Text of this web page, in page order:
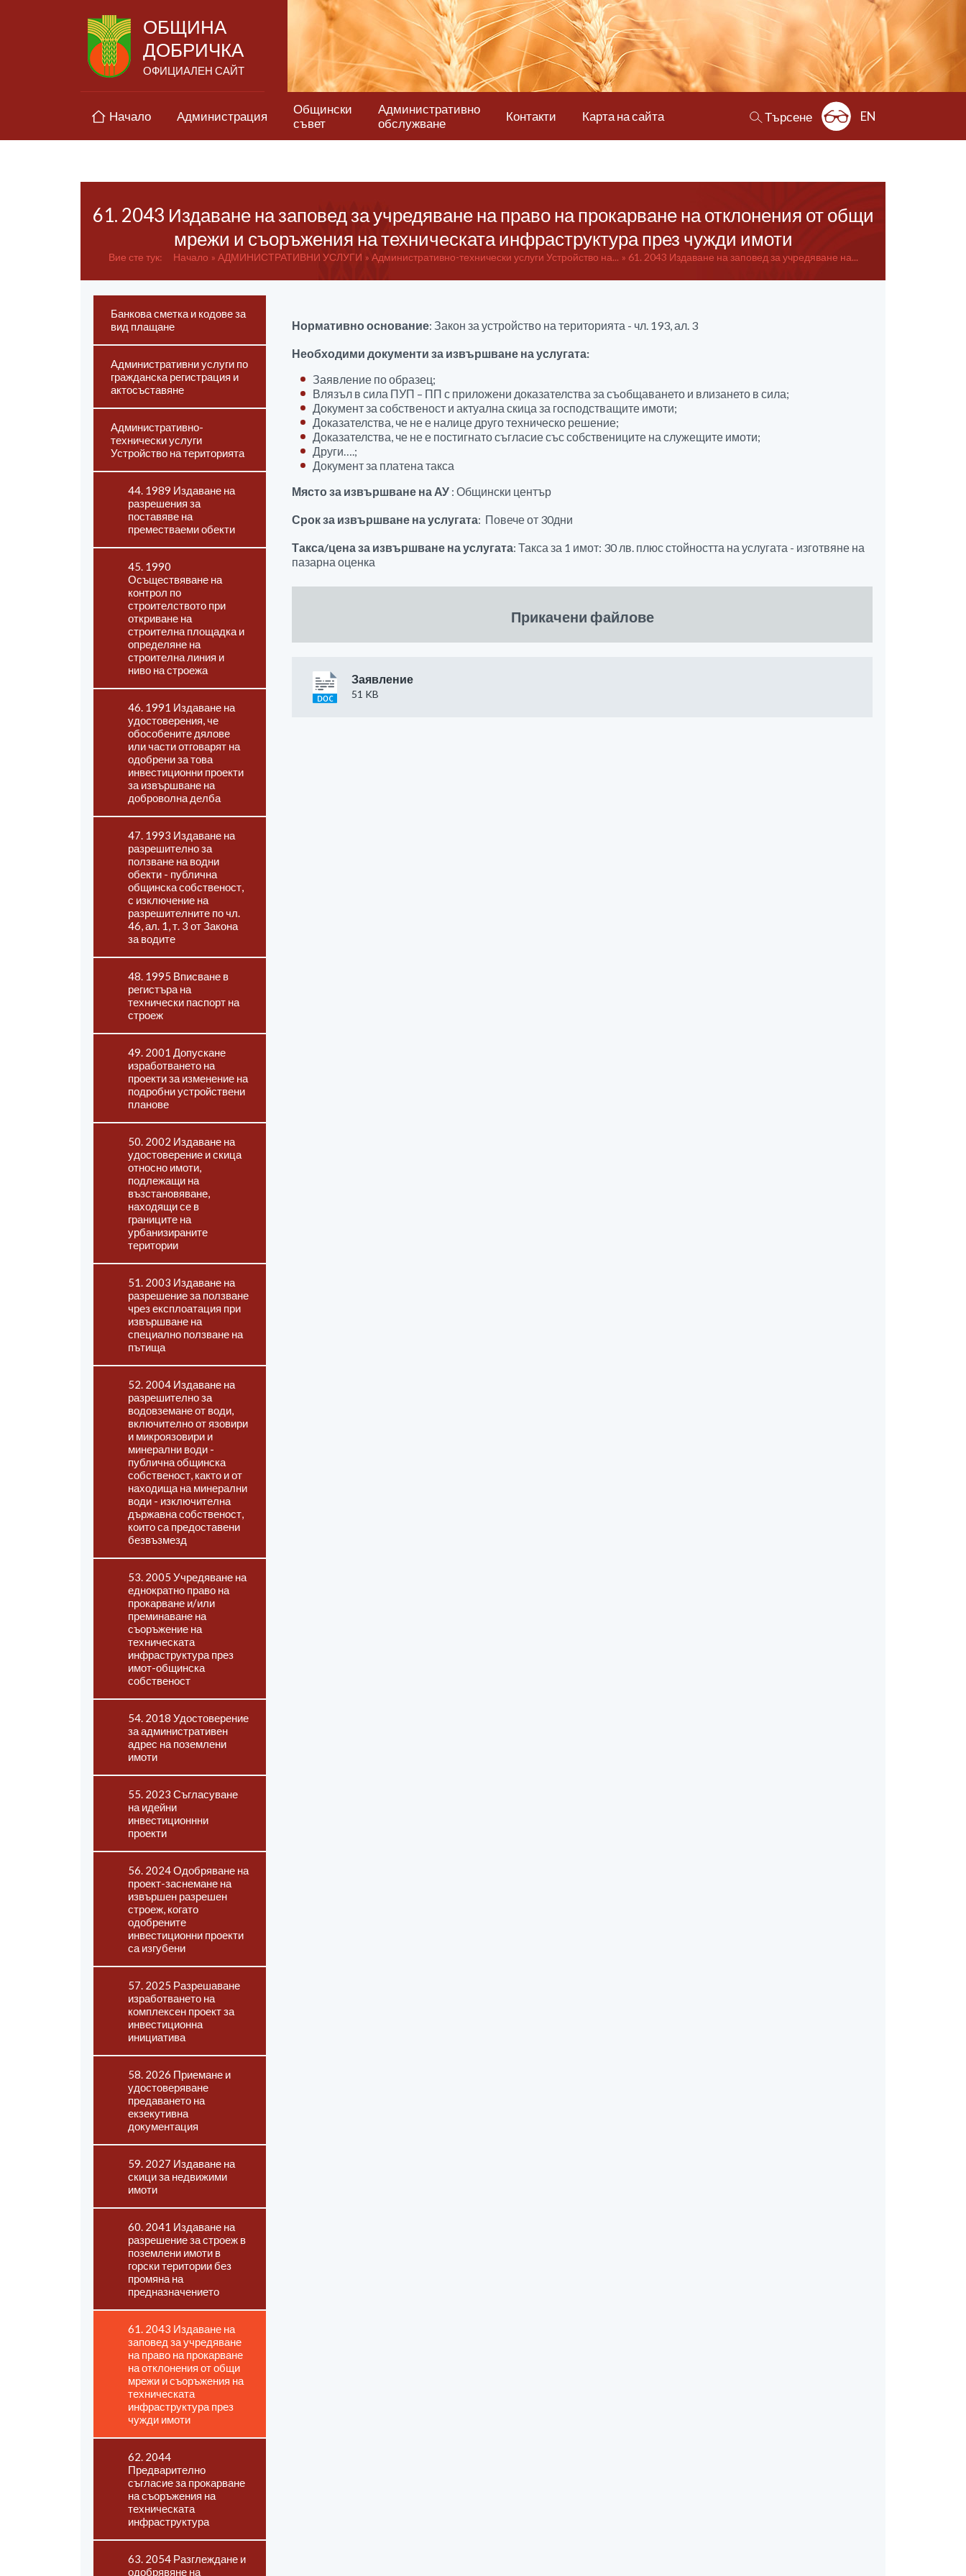
ОБЩИНА
ДОБРИЧКА
ОФИЦИАЛЕН САЙТ
Начало Администрация
Общински
съвет
Административно
обслужване
Контакти Карта на сайта Търсене EN
61. 2043 Издаване на заповед за учредяване на право на прокарване на отклонения от общи
мрежи и съоръжения на техническата инфраструктура през чужди имоти
Вие сте тук: Начало АДМИНИСТРАТИВНИ УСЛУГИ Административно-технически услуги Устройство на... 61. 2043 Издаване на заповед за учредяване на...
Банкова сметка и кодове за
вид плащане
Административни услуги по
гражданска регистрация и
актосъставяне
Административно-
технически услуги
Устройство на територията
44. 1989 Издаване на
разрешения за
поставяве на
преместваеми обекти
45. 1990
Осъществяване на
контрол по
строителството при
откриване на
строителна площадка и
определяне на
строителна линия и
ниво на строежа
46. 1991 Издаване на
удостоверения, че
обособените дялове
или части отговарят на
одобрени за това
инвестиционни проекти
за извършване на
доброволна делба
47. 1993 Издаване на
разрешително за
ползване на водни
обекти - публична
общинска собственост,
с изключение на
разрешителните по чл.
46, ал. 1, т. 3 от Закона
за водите
48. 1995 Вписване в
регистъра на
технически паспорт на
строеж
49. 2001 Допускане
изработването на
проекти за изменение на
подробни устройствени
планове
50. 2002 Издаване на
удостоверение и скица
относно имоти,
подлежащи на
възстановяване,
находящи се в
границите на
урбанизираните
територии
51. 2003 Издаване на
разрешение за ползване
чрез експлоатация при
извършване на
специално ползване на
пътища
52. 2004 Издаване на
разрешително за
водовземане от води,
включително от язовири
и микроязовири и
минерални води -
публична общинска
собственост, както и от
находища на минерални
води - изключителна
държавна собственост,
които са предоставени
безвъзмезд
53. 2005 Учредяване на
еднократно право на
прокарване и/или
преминаване на
съоръжение на
техническата
инфраструктура през
имот-общинска
собственост
54. 2018 Удостоверение
за административен
адрес на поземлени
имоти
55. 2023 Съгласуване
на идейни
инвестиционнни
проекти
56. 2024 Одобряване на
проект-заснемане на
извършен разрешен
строеж, когато
одобрените
инвестиционни проекти
са изгубени
57. 2025 Разрешаване
изработването на
комплексен проект за
инвестиционна
инициатива
58. 2026 Приемане и
удостоверяване
предаването на
екзекутивна
документация
59. 2027 Издаване на
скици за недвижими
имоти
60. 2041 Издаване на
разрешение за строеж в
поземлени имоти в
горски територии без
промяна на
предназначението
61. 2043 Издаване на
заповед за учредяване
на право на прокарване
на отклонения от общи
мрежи и съоръжения на
техническата
инфраструктура през
чужди имоти
62. 2044
Предварително
съгласие за прокарване
на съоръжения на
техническата
инфраструктура
63. 2054 Разглеждане и
одобрявяне на
Нормативно основание: Закон за устройство на територията - чл. 193, ал. 3
Необходими документи за извършване на услугата:
Заявление по образец;
Влязъл в сила ПУП – ПП с приложени доказателства за съобщаването и влизането в сила;
Документ за собственост и актуална скица за господстващите имоти;
Доказателства, че не е налице друго техническо решение;
Доказателства, че не е постигнато съгласие със собствениците на служещите имоти;
Други….;
Документ за платена такса
Място за извършване на АУ : Общински център
Срок за извършване на услугата: Повече от 30дни
Такса/цена за извършване на услугата: Такса за 1 имот: 30 лв. плюс стойността на услугата - изготвяне на
пазарна оценка
Прикачени файлове
Заявление
51 KB